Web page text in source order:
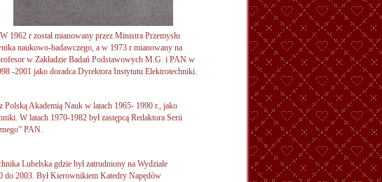
1962 r został mianowany przez Ministra Przemysłu
naukowo-badawczego, a w 1973 r mianowany na
w Zakładzie Badań Podstawowych M.G. i PAN w
-2001 jako doradca Dyrektora Instytutu Elektrotechniki.
Polską Akademią Nauk w latach 1965- 1990 r., jako
W latach 1970-1982 był zastępcą Redaktora Serii
PAN.
Lubelska gdzie był zatrudniony na Wydziale
do 2003. Był Kierownikiem Katedry Napędów